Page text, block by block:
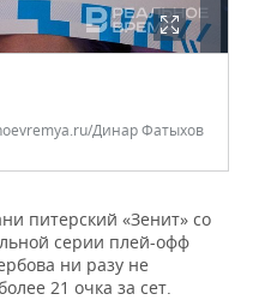
Динар Фатыхов
питерский «Зенит» со
серии плей-офф
ни разу не
21 очка за сет.